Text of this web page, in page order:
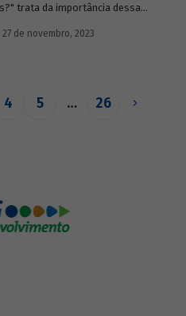
trata da importância dessa
públicos de apoio à
27 de novembro, 2023
4 5 … 26